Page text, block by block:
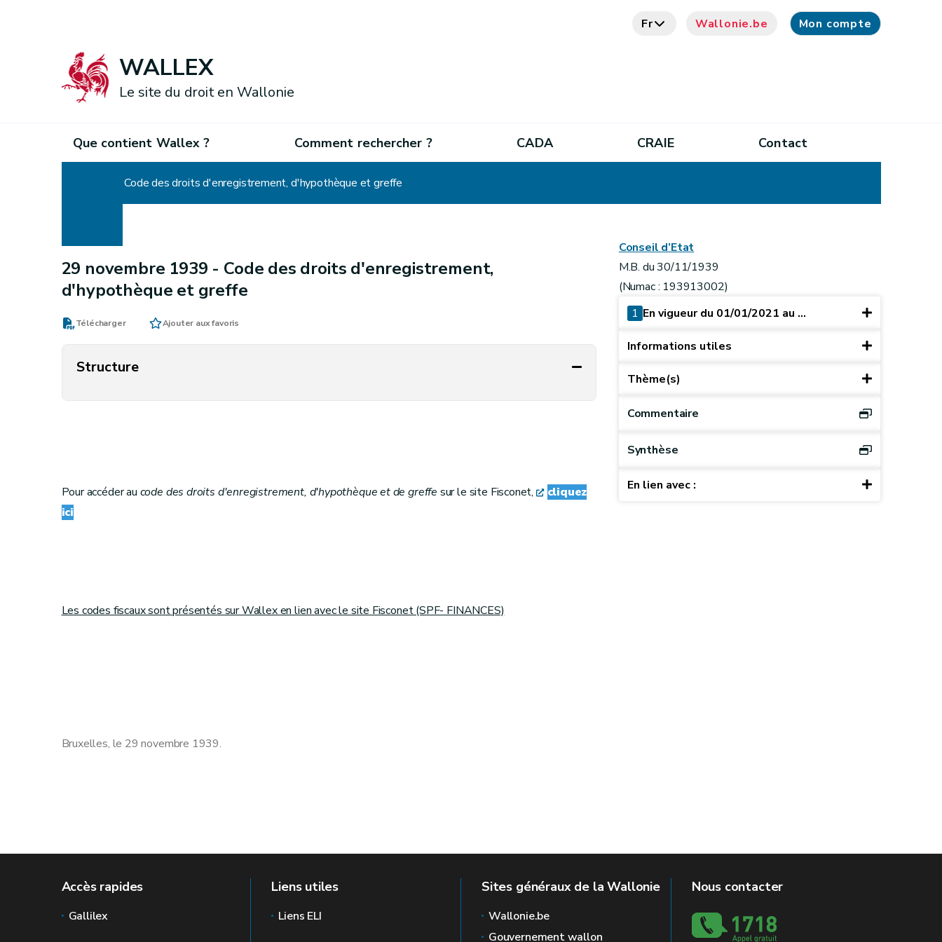
Fr Wallonie.be Mon compte
WALLEX
Le site du droit en Wallonie
Que contient Wallex ? Comment rechercher ? CADA CRAIE Contact
Code des droits d'enregistrement, d'hypothèque et greffe
29 novembre 1939 - Code des droits d'enregistrement,
d'hypothèque et greffe
Télécharger Ajouter aux favoris
Structure
Pour accéder au code des droits d'enregistrement, d'hypothèque et de greffe sur le site Fisconet,
cliquez
ici
Les codes fiscaux sont présentés sur Wallex en lien avec le site Fisconet (SPF- FINANCES)
Bruxelles, le 29 novembre 1939.
Conseil d’Etat
M.B. du 30/11/1939
(Numac : 193913002)
1 En vigueur du 01/01/2021 au ...
Informations utiles
Thème(s)
Commentaire
Synthèse
En lien avec :
Accès rapides
Gallilex
Liens utiles
Liens ELI
Sites généraux de la Wallonie
Wallonie.be
Gouvernement wallon
Nous contacter